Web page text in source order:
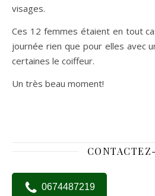
visages.
Ces 12 femmes étaient en tout
journée rien que pour elles avec
certaines le coiffeur.
Un très beau moment!
0674487219